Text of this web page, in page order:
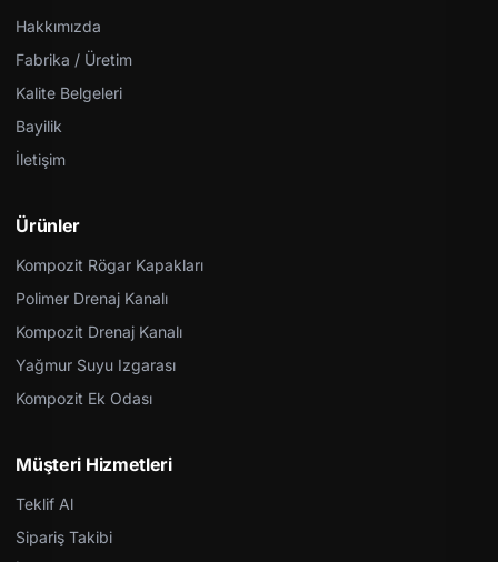
Hakkımızda
Fabrika / Üretim
Kalite Belgeleri
Bayilik
İletişim
Ürünler
Kompozit Rögar Kapakları
Polimer Drenaj Kanalı
Kompozit Drenaj Kanalı
Yağmur Suyu Izgarası
Kompozit Ek Odası
Müşteri Hizmetleri
Teklif Al
Sipariş Takibi